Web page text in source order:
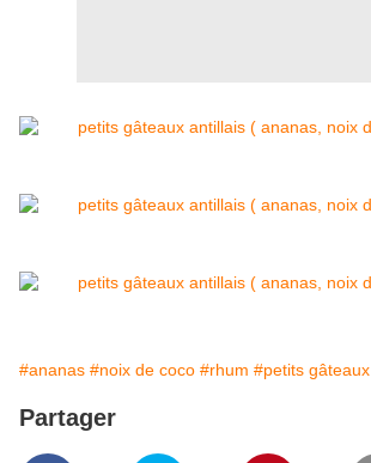
#ananas #noix de coco #rhum #petits gâteaux
Partager